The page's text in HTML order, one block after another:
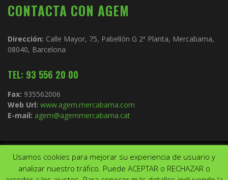
CONTACTA CON AGEM
Dirección: Calle Mayor, 75, Pabellón G 2ª Planta, Mercabarna,
08040, Barcelona
TEL: 93 556 20 00
Fax: 935562006
Web Url: www.agem.mercabarna.com
E-mail: agem@agemmercabarna.cat
Copyright © 2021.AGEM. Todos los derechos reservados. Diseño de
Aviso LegalPolítica de privacidad
Usamos cookies para mejorar su experiencia de usuario y
analizar nuestro tráfico. Puede ACEPTAR o RECHAZAR o